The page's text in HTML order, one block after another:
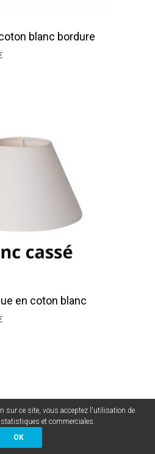
blanc bordure
en coton blanc
sur ce site, vous acceptez l'utilisation de
et commerciales.
OK